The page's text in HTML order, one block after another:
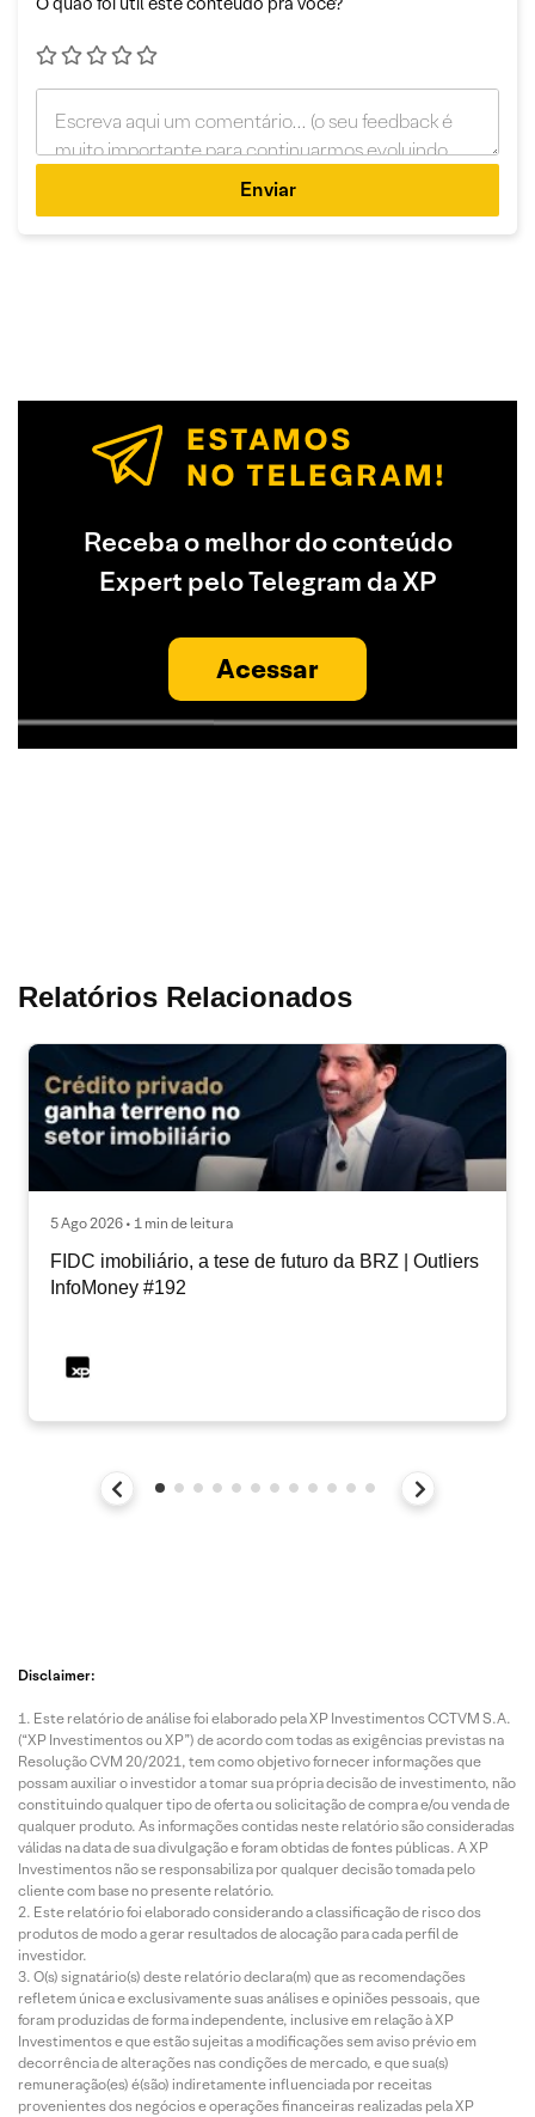
Enviar
Receba o melhor do conteúdo
Expert pelo Telegram da XP
Acessar
Relatórios Relacionados
5 Ago 2026 • 1 min de leitura
FIDC imobiliário, a tese de futuro da BRZ | Outliers
InfoMoney #192
Disclaimer:
Este relatório de análise foi elaborado pela XP Investimentos CCTVM S.A.
(“XP Investimentos ou XP”) de acordo com todas as exigências previstas na
Resolução CVM 20/2021, tem como objetivo fornecer informações que
possam auxiliar o investidor a tomar sua própria decisão de investimento, não
constituindo qualquer tipo de oferta ou solicitação de compra e/ou venda de
qualquer produto. As informações contidas neste relatório são consideradas
válidas na data de sua divulgação e foram obtidas de fontes públicas. A XP
Investimentos não se responsabiliza por qualquer decisão tomada pelo
cliente com base no presente relatório.
Este relatório foi elaborado considerando a classificação de risco dos
produtos de modo a gerar resultados de alocação para cada perfil de
investidor.
O(s) signatário(s) deste relatório declara(m) que as recomendações
refletem única e exclusivamente suas análises e opiniões pessoais, que
foram produzidas de forma independente, inclusive em relação à XP
Investimentos e que estão sujeitas a modificações sem aviso prévio em
decorrência de alterações nas condições de mercado, e que sua(s)
remuneração(es) é(são) indiretamente influenciada por receitas
provenientes dos negócios e operações financeiras realizadas pela XP